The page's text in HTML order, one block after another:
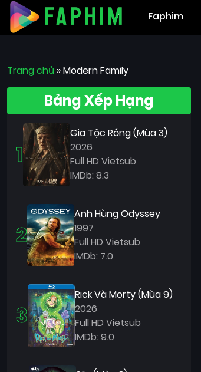
Faphim
Trang chủ »Modern Family
Bảng Xếp Hạng
1
Gia Tộc Rồng (Mùa 3)
2026
Full HD Vietsub
IMDb: 8.3
2
Anh Hùng Odyssey
1997
Full HD Vietsub
IMDb: 7.0
3
Rick Và Morty (Mùa 9)
2026
Full HD Vietsub
IMDb: 9.0